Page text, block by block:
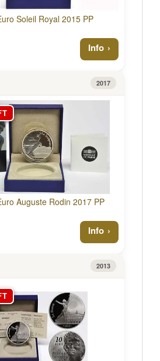
Soleil Royal 2015 PP
Info
2017
Auguste Rodin 2017 PP
Info
2013